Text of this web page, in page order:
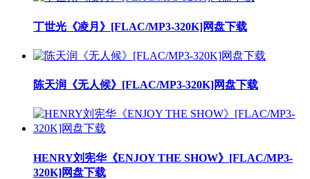
丁世光《凌月》[FLAC/MP3-320K]网盘下载
陈天润《无人候》[FLAC/MP3-320K]网盘下载
HENRY刘宪华《ENJOY THE SHOW》[FLAC/MP3-
320K]网盘下载